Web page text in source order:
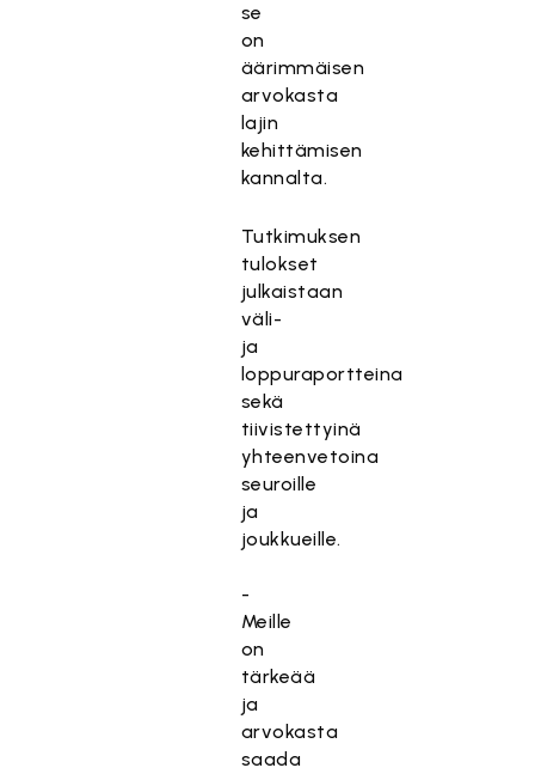
se
on
äärimmäisen
arvokasta
lajin
kehittämisen
kannalta.
Tutkimuksen
tulokset
julkaistaan
väli-
ja
loppuraportteina
sekä
tiivistettyinä
yhteenvetoina
seuroille
ja
joukkueille.
-
Meille
on
tärkeää
ja
arvokasta
saada